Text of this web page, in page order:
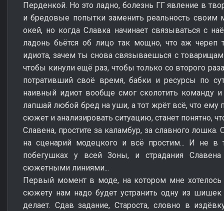
Перденкой. Но это ладно, болезнь ГГ явление в
и бредовые попытки заменить реальность своим
окей, но когда Славка начинает связываться с
ладонь бьётся об лицо так мощно, что аж череп
идиота, зачем ты снова связываешься с
чтобы кинули ещё раз, чтобы только со второго
потративший своё время, бабки и ресурсы по
наивный идиот вообще смог сколотить команду
лапшай любой бред на уши, а тот жрёт всё, что ему
сюжет и анализировать ситуацию, станет понятно,
Славена, простите за каламбур, за славного
на сценарий модецкого и всё простим... И не в
побегушках у всей Зоны, и страдания
сюжетными линиями...
Первый момент в моде, на котором мне хотелось
сюжету нам надо будет устранить одну из шишек
делает. Сдав задание, Староста, словно в